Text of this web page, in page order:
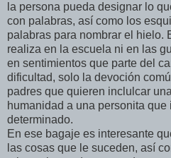
la persona pueda designar lo
con palabras, así como los
palabras para nombrar el hielo.
realiza en la escuela ni en las
en sentimientos que parte del
dificultad, solo la devoción
padres que quieren inclulcar
humanidad a una personita
determinado.
En ese bagaje es interesante
las cosas que le suceden, así